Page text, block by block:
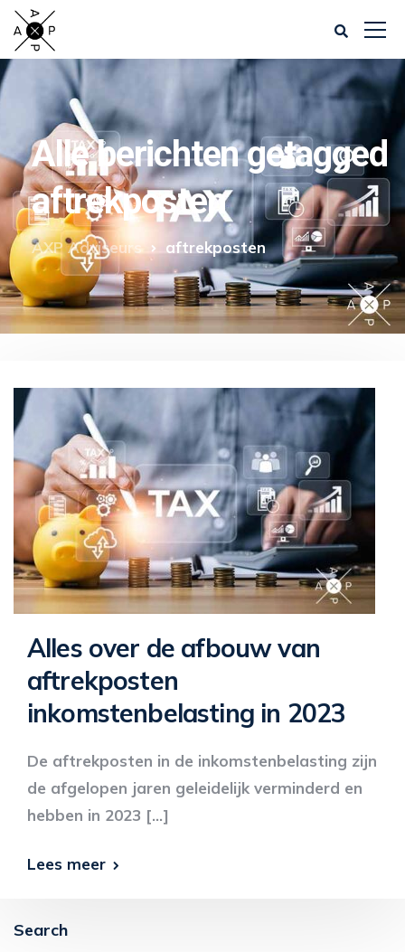
Alle berichten getagged
aftrekposten
AXP Adviseurs aftrekposten
Alles over de afbouw van
aftrekposten
inkomstenbelasting in 2023
De aftrekposten in de inkomstenbelasting zijn
de afgelopen jaren geleidelijk verminderd en
hebben in 2023 […]
Lees meer
Search